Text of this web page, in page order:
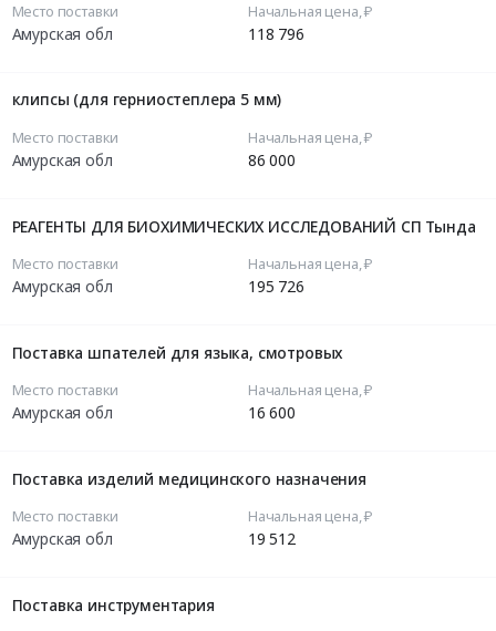
Место поставки
Амурская обл
Начальная цена, ₽
118 796
клипсы (для герниостеплера 5 мм)
Место поставки
Амурская обл
Начальная цена, ₽
86 000
РЕАГЕНТЫ ДЛЯ БИОХИМИЧЕСКИХ ИССЛЕДОВАНИЙ СП Тында
Место поставки
Амурская обл
Начальная цена, ₽
195 726
Поставка шпателей для языка, смотровых
Место поставки
Амурская обл
Начальная цена, ₽
16 600
Поставка изделий медицинского назначения
Место поставки
Амурская обл
Начальная цена, ₽
19 512
Поставка инструментария